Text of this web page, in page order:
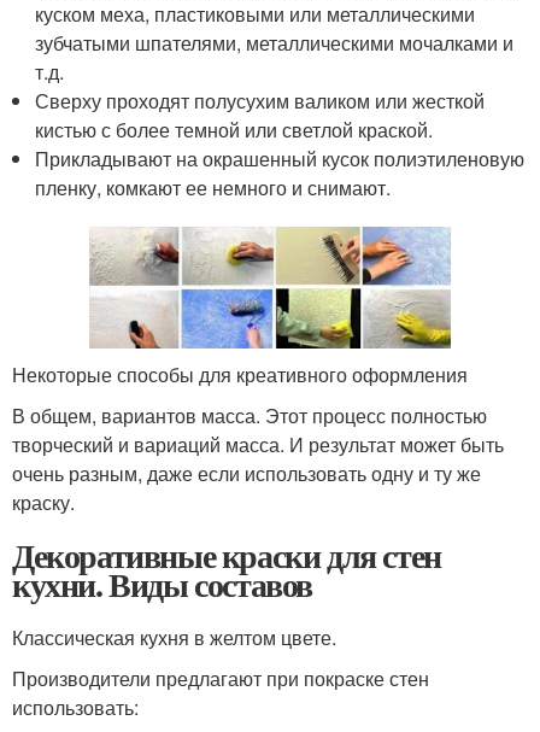
куском меха, пластиковыми или металлическими
зубчатыми шпателями, металлическими мочалками и
т.д.
Сверху проходят полусухим валиком или жесткой
кистью с более темной или светлой краской.
Прикладывают на окрашенный кусок полиэтиленовую
пленку, комкают ее немного и снимают.
Некоторые способы для креативного оформления
В общем, вариантов масса. Этот процесс полностью
творческий и вариаций масса. И результат может быть
очень разным, даже если использовать одну и ту же
краску.
Декоративные краски для стен
кухни. Виды составов
Классическая кухня в желтом цвете.
Производители предлагают при покраске стен
использовать: